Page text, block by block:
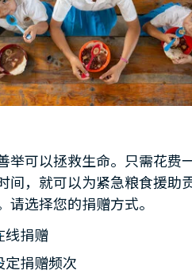
举可以拯救生命。只需花费
间，就可以为紧急粮食援助
请选择您的捐赠方式。
线捐赠
定捐赠频次